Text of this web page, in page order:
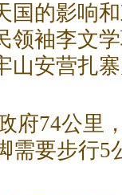
国的影响
领袖李文
山安营扎
74公里
需要步行5